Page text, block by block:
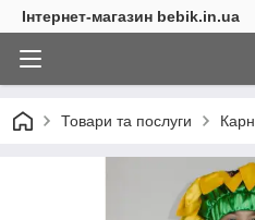
Інтернет-магазин bebik.in.ua
Товари та послуги